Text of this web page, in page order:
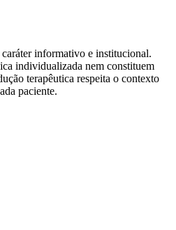
informativo e institucional.
individualizada nem constituem
terapêutica respeita o contexto
paciente.